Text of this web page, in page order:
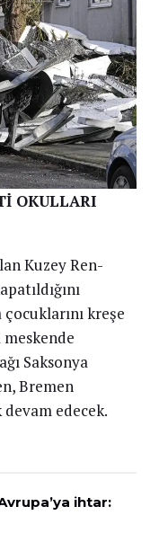
OKULLARI
Kuzey Ren-
kreşe
Saksonya
Bremen
edecek.
ihtar: